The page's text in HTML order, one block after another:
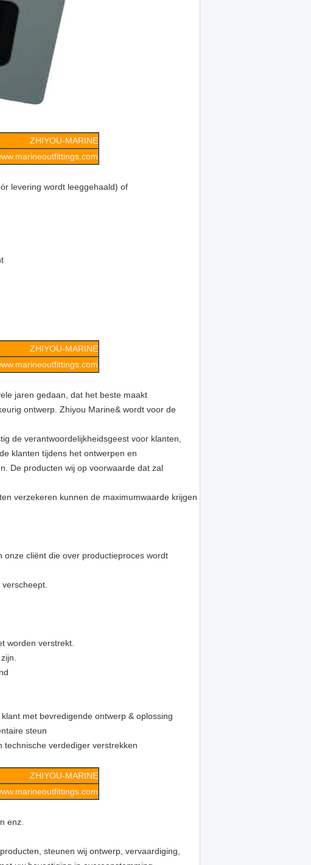
ZHIYOU-MARINE
levering wordt leeggehaald) of
ZHIYOU-MARINE
jaren gedaan, dat het beste maakt
ontwerp. Zhiyou Marine& wordt voor de
de verantwoordelijkheidsgeest voor klanten,
klanten tijdens het ontwerpen en
De producten wij op voorwaarde dat zal
verzekeren kunnen de maximumwaarde krijgen
onze cliënt die over productieproces wordt
worden verstrekt.
met bevredigende ontwerp & oplossing
steun
technische verdediger verstrekken
ZHIYOU-MARINE
enz.
steunen wij ontwerp, vervaardiging,